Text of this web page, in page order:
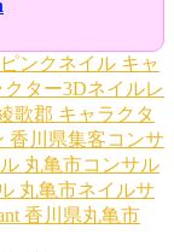
ピンクネイル キャ
クター3Dネイルレ
歌郡 キャラクタ
香川県集客コンサ
丸亀市コンサル
丸亀市ネイルサ
香川県丸亀市